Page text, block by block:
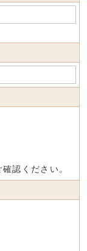
認ください。